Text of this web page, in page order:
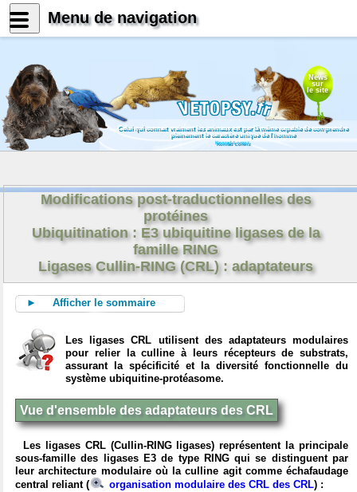
News
sur
le site
Celui qui connait vraiment les animaux est par là même capable de comprendre
pleinement le caractère unique de l'homme
Konrad Lorenz
Modifications post-traductionnelles des
protéines
Ubiquitination : E3 ubiquitine ligases de la
famille RING
Ligases Cullin-RING (CRL) : adaptateurs
► Afficher le sommaire
Les ligases CRL utilisent des adaptateurs modulaires
pour relier la culline à leurs récepteurs de substrats,
assurant la spécificité et la diversité fonctionnelle du
système ubiquitine-protéasome.
Vue d'ensemble des adaptateurs des CRL
Les ligases CRL (Cullin-RING ligases) représentent la principale
sous-famille des ligases E3 de type RING qui se distinguent par
leur architecture modulaire où la culline agit comme échafaudage
central reliant (
organisation modulaire des CRL des CRL) :
Menu de navigation